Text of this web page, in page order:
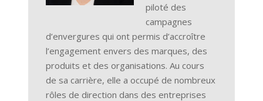
piloté des
campagnes
d’envergures qui ont permis d’accroître
l’engagement envers des marques, des
produits et des organisations. Au cours
de sa carrière, elle a occupé de nombreux
rôles de direction dans des entreprises